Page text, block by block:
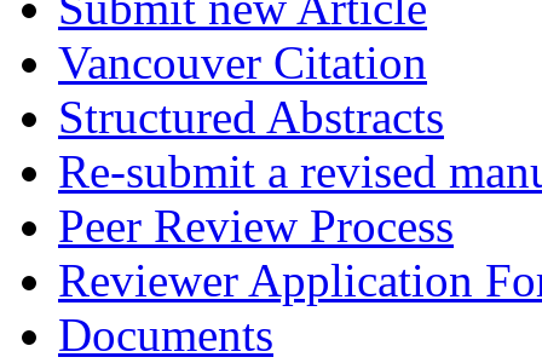
Vancouver Citation
Structured Abstracts
Re-submit a revised
Peer Review Process
Reviewer Application
Documents